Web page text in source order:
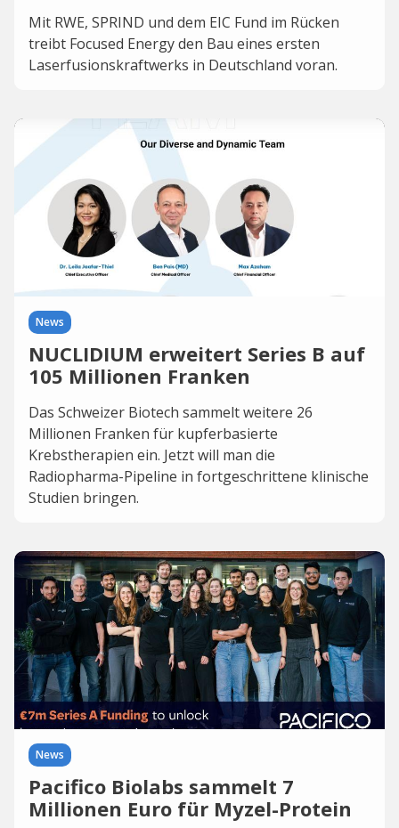
Mit RWE, SPRIND und dem EIC Fund im Rücken
treibt Focused Energy den Bau eines ersten
Laserfusionskraftwerks in Deutschland voran.
News
NUCLIDIUM erweitert Series B auf
105 Millionen Franken
Das Schweizer Biotech sammelt weitere 26
Millionen Franken für kupferbasierte
Krebstherapien ein. Jetzt will man die
Radiopharma-Pipeline in fortgeschrittene klinische
Studien bringen.
News
Pacifico Biolabs sammelt 7
Millionen Euro für Myzel-Protein